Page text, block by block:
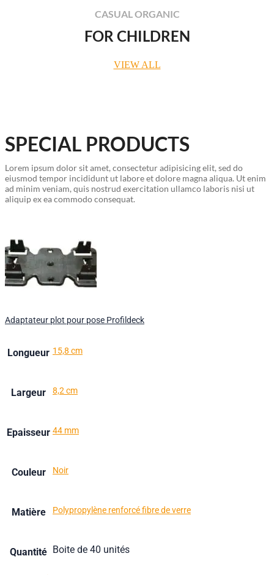
CASUAL ORGANIC
FOR CHILDREN
VIEW ALL
SPECIAL PRODUCTS
Lorem ipsum dolor sit amet, consectetur adipisicing elit, sed do
eiusmod tempor incididunt ut labore et dolore magna aliqua. Ut enim
ad minim veniam, quis nostrud exercitation ullamco laboris nisi ut
aliquip ex ea commodo consequat.
Adaptateur plot pour pose Profildeck
Longueur 15,8 cm
Largeur 8,2 cm
Epaisseur 44 mm
Couleur Noir
Matière Polypropylène renforcé fibre de verre
Quantité Boite de 40 unités